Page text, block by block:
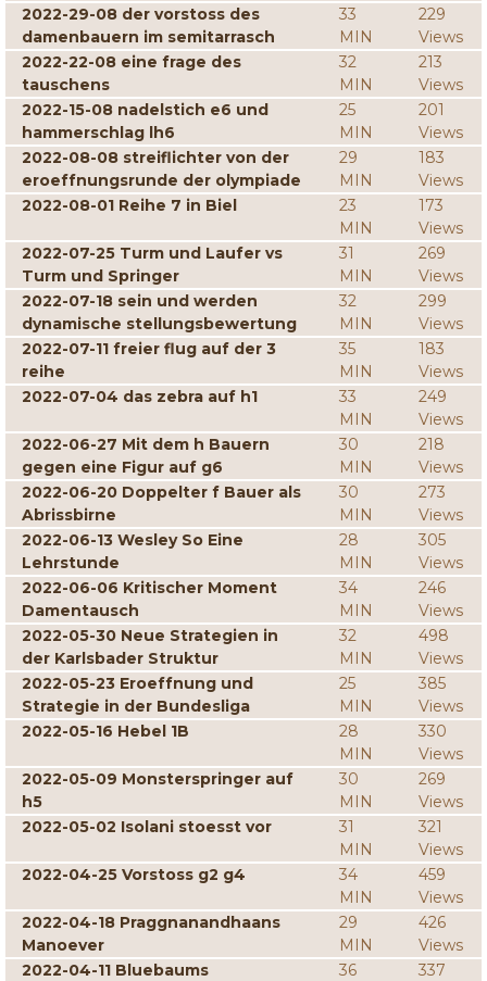
2022-29-08 der vorstoss des
damenbauern im semitarrasch
33
MIN
229
Views
2022-22-08 eine frage des
tauschens
32
MIN
213
Views
2022-15-08 nadelstich e6 und
hammerschlag lh6
25
MIN
201
Views
2022-08-08 streiflichter von der
eroeffnungsrunde der olympiade
29
MIN
183
Views
2022-08-01 Reihe 7 in Biel
23
MIN
173
Views
2022-07-25 Turm und Laufer vs
Turm und Springer
31
MIN
269
Views
2022-07-18 sein und werden
dynamische stellungsbewertung
32
MIN
299
Views
2022-07-11 freier flug auf der 3
reihe
35
MIN
183
Views
2022-07-04 das zebra auf h1
33
MIN
249
Views
2022-06-27 Mit dem h Bauern
gegen eine Figur auf g6
30
MIN
218
Views
2022-06-20 Doppelter f Bauer als
Abrissbirne
30
MIN
273
Views
2022-06-13 Wesley So Eine
Lehrstunde
28
MIN
305
Views
2022-06-06 Kritischer Moment
Damentausch
34
MIN
246
Views
2022-05-30 Neue Strategien in
der Karlsbader Struktur
32
MIN
498
Views
2022-05-23 Eroeffnung und
Strategie in der Bundesliga
25
MIN
385
Views
2022-05-16 Hebel 1B
28
MIN
330
Views
2022-05-09 Monsterspringer auf
h5
30
MIN
269
Views
2022-05-02 Isolani stoesst vor
31
MIN
321
Views
2022-04-25 Vorstoss g2 g4
34
MIN
459
Views
2022-04-18 Praggnanandhaans
Manoever
29
MIN
426
Views
2022-04-11 Bluebaums
36
337